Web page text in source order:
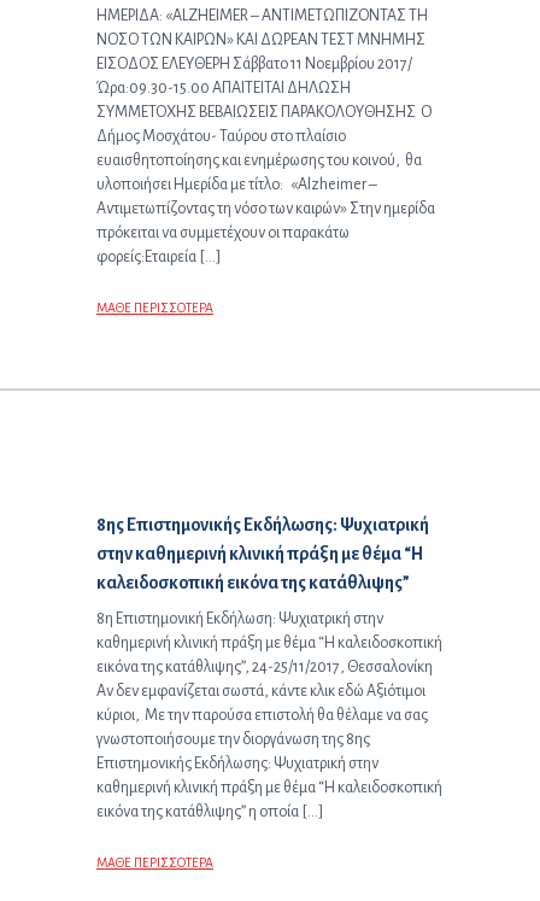
ΗΜΕΡΙΔΑ: «ΑLZHEIMER – ΑΝΤΙΜΕΤΩΠΙΖΟΝΤΑΣ ΤΗ
ΝΟΣΟ ΤΩΝ ΚΑΙΡΩΝ» ΚΑΙ ΔΩΡΕΑΝ ΤΕΣΤ ΜΝΗΜΗΣ
EIΣΟΔΟΣ ΕΛΕΥΘΕΡΗ Σάββατο 11 Νοεμβρίου 2017/
Ώρα:09.30-15.00 ΑΠΑΙΤΕΙΤΑΙ ΔΗΛΩΣΗ
ΣΥΜΜΕΤΟΧΗΣ ΒΕΒΑΙΩΣΕΙΣ ΠΑΡΑΚΟΛΟΥΘΗΣΗΣ O
Δήμος Μοσχάτου- Ταύρου στο πλαίσιο
ευαισθητοποίησης και ενημέρωσης του κοινού, θα
υλοποιήσει Ημερίδα με τίτλο: «Αlzheimer –
Αντιμετωπίζοντας τη νόσο των καιρών» Στην ημερίδα
πρόκειται να συμμετέχουν οι παρακάτω
φορείς:Εταιρεία […]
ΜΑΘΕ ΠΕΡΙΣΣΟΤΕΡΑ
Επόμενο άρθρο:
8ης Επιστημονικής Εκδήλωσης: Ψυχιατρική
στην καθημερινή κλινική πράξη με θέμα “Η
καλειδοσκοπική εικόνα της κατάθλιψης”
8η Επιστημονική Εκδήλωση: Ψυχιατρική στην
καθημερινή κλινική πράξη με θέμα “Η καλειδοσκοπική
εικόνα της κατάθλιψης”, 24-25/11/2017, Θεσσαλονίκη
Αν δεν εμφανίζεται σωστά, κάντε κλικ εδώ Αξιότιμοι
κύριοι, Με την παρούσα επιστολή θα θέλαμε να σας
γνωστοποιήσουμε την διοργάνωση της 8ης
Επιστημονικής Εκδήλωσης: Ψυχιατρική στην
καθημερινή κλινική πράξη με θέμα “Η καλειδοσκοπική
εικόνα της κατάθλιψης” η οποία […]
ΜΑΘΕ ΠΕΡΙΣΣΟΤΕΡΑ